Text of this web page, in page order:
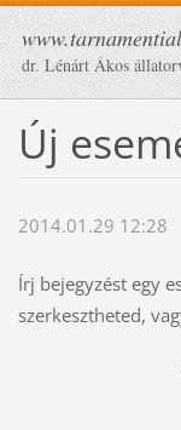
dr. Lénárt Ákos
Új
2014.01.29 12:28
Írj bejegyzést egy
szerkesztheted,